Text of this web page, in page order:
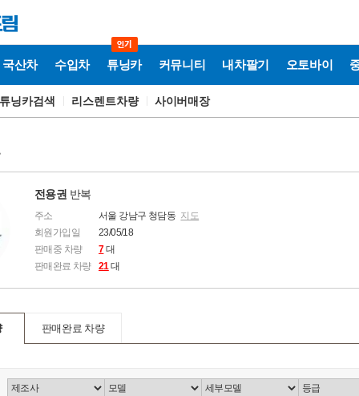
국산차 수입차 튜닝카 커뮤니티 내차팔기 오토바이
닝카검색 리스렌트차량 사이버매장
전용권 반복
주소 서울 강남구 청담동 지도
회원가입일
23/05/18
판매중 차량
7대
판매완료 차량
21대
판매완료 차량